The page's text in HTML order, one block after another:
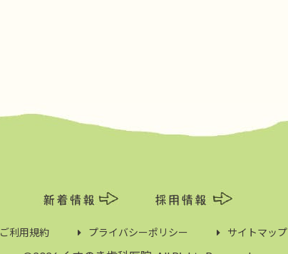
ご利用規約 プライバシーポリシー サイトマップ